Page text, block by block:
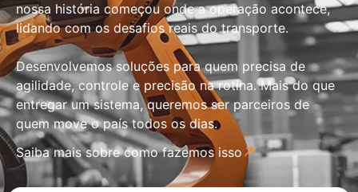
nossa história começou onde a operação acontece,
lidando com os desafios reais do transporte.
Desenvolvemos soluções para quem precisa de
agilidade, controle e precisão na rotina. Mais do que
entregar um sistema, queremos ser parceiros de
quem move o país todos os dias.
Saiba mais sobre como fazemos isso